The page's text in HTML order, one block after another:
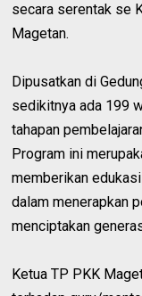
secara serentak se
Magetan.
Dipusatkan di
sedikitnya ada 199
tahapan
Program ini
memberikan
dalam menerapkan
menciptakan
Ketua TP PKK